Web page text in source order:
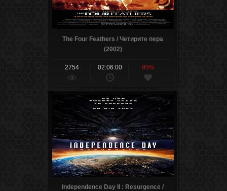
The Four Feathers / Четирите пера
(2002)
2754 02:06:00 95%
Independence Day II : Resurgence /